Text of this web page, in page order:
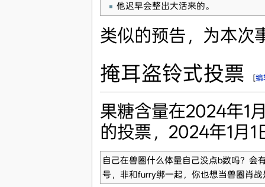
他迟早会整出大活来的。
类似的预告，为本次
掩耳盗铃式投票 [编
果糖含量在2024年1
的投票，2024年1月
自己在兽圈什么体量自己没点b数吗？会
号，非和furry绑一起，你也想当兽圈肖